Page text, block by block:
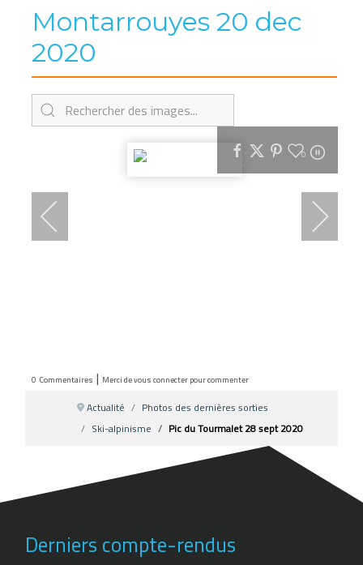
Montarrouyes 20 dec
2020
0
0 Commentaires | Merci de vous connecter pour commenter
Actualité
Photos des dernières sorties
Ski-alpinisme
Pic du Tourmalet 28 sept 2020
Derniers compte-rendus